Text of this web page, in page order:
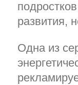
развития,
Одна из